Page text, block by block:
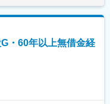
多くの国外大手メーカーに
す。賃金はあくまでも目安
可能性があります。月給(月
・60年以上無借金経